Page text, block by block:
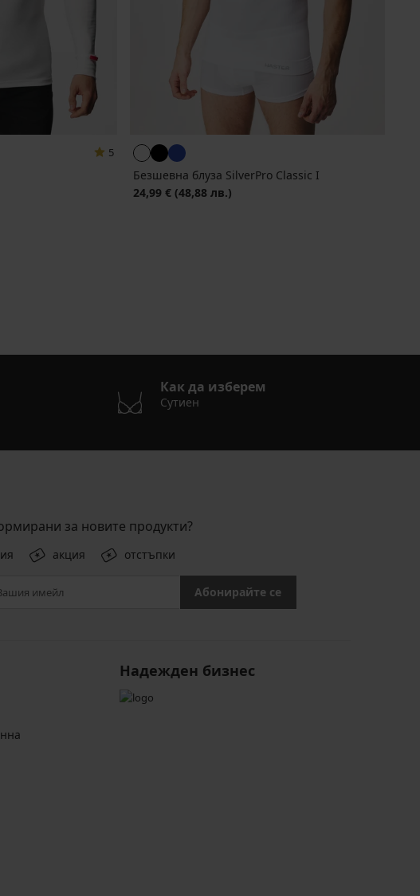
5
Безшевна блуза SilverPro Classic I
24,99 € (48,88 лв.)
Как да изберем
Сутиен
за новите продукти?
акция отстъпки
Абонирайте се
Надежден бизнес